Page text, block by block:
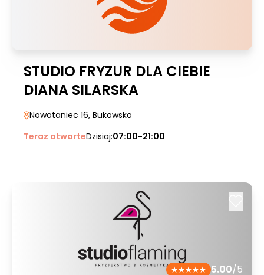
STUDIO FRYZUR DLA CIEBIE
DIANA SILARSKA
Nowotaniec 16, Bukowsko
Teraz otwarteDzisiaj:07:00-21:00
5.00/5